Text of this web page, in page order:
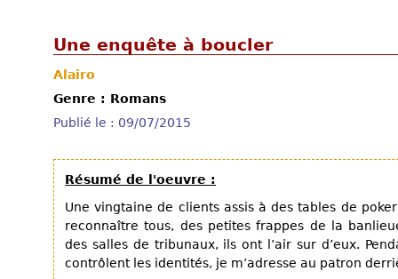
Une enquête à boucler
Alairo
Genre : Romans
Publié le : 09/07/2015
Résumé de l'oeuvre :
Une vingtaine de clients assis à des tables de
reconnaître tous, des petites frappes de la
des salles de tribunaux, ils ont l’air sur d’eux.
contrôlent les identités, je m’adresse au patron